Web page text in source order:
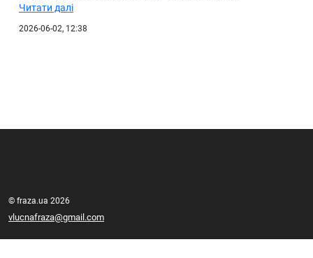
Читати далі
2026-06-02, 12:38
© fraza.ua 2026
vlucnafraza@gmail.com